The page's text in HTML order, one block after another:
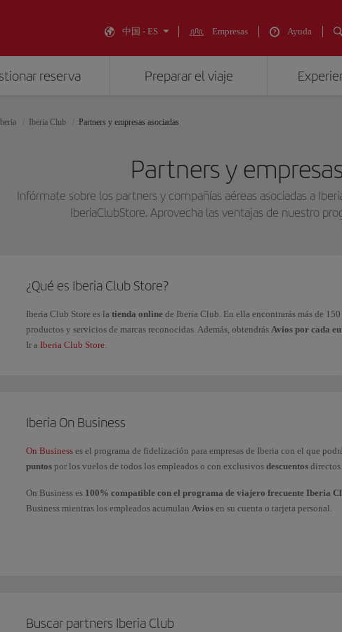
中国 - ES Empresas Ayuda
reserva Preparar el viaje
Iberia Club Partners y empresas asociadas
Partners y
Infórmate sobre los partners y compañías aéreas asociadas a
IberiaClubStore. Aprovecha las ventajas de nuestro
¿Qué es Iberia Club Store?
Iberia Club Store es la tienda online de Iberia Club. En ella encontrarás más de 150
productos y servicios de marcas reconocidas. Además, obtendrás Avios por cada
Ir a Iberia Club Store.
Iberia On Business
On Business es el programa de fidelización para empresas de Iberia con el que
puntos por los vuelos de todos los empleados o con exclusivos descuentos directos.
On Business es 100% compatible con el programa de viajero frecuente Iberia
Business mientras los empleados acumulan Avios en su cuenta o tarjeta personal.
Buscar partners Iberia Club